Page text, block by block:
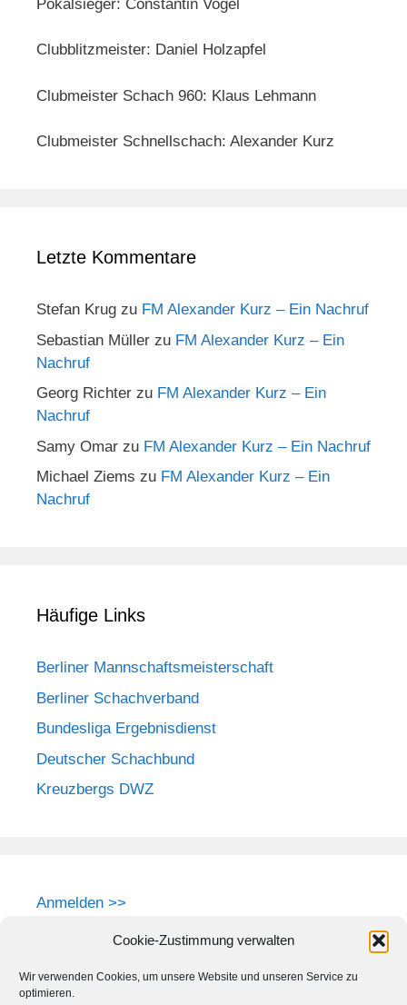
Cookie-Zustimmung verwalten
Wir verwenden Cookies, um unsere Website und unseren Service zu
optimieren.
Pokalsieger: Constantin Vogel
Clubblitzmeister: Daniel Holzapfel
Clubmeister Schach 960: Klaus Lehmann
Clubmeister Schnellschach: Alexander Kurz
Letzte Kommentare
Stefan Krug zu FM Alexander Kurz – Ein Nachruf
Sebastian Müller zu FM Alexander Kurz – Ein
Nachruf
Georg Richter zu FM Alexander Kurz – Ein
Nachruf
Samy Omar zu FM Alexander Kurz – Ein Nachruf
Michael Ziems zu FM Alexander Kurz – Ein
Nachruf
Häufige Links
Berliner Mannschaftsmeisterschaft
Berliner Schachverband
Bundesliga Ergebnisdienst
Deutscher Schachbund
Kreuzbergs DWZ
Anmelden >>